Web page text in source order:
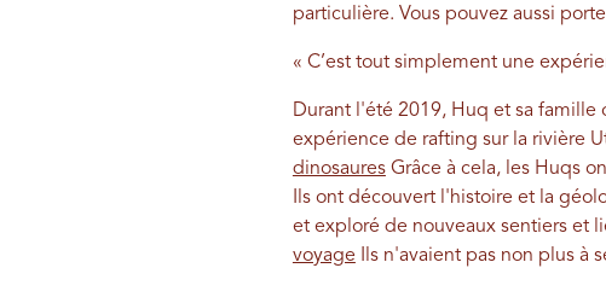
particulière. Vous pouvez aussi
« C’est tout simplement une
Durant l'été 2019, Huq et sa
expérience de rafting sur la rivière
dinosauresGrâce à cela, les Huqs
Ils ont découvert l'histoire et la
et exploré de nouveaux sentiers et
voyage Ils n'avaient pas non plus à